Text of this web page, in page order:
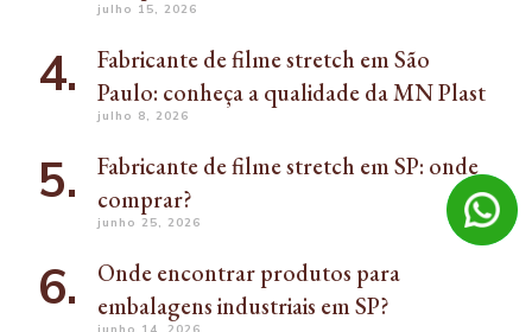
julho 15, 2026
Fabricante de filme stretch em São
Paulo: conheça a qualidade da MN Plast
julho 8, 2026
Fabricante de filme stretch em SP: onde
comprar?
junho 25, 2026
Onde encontrar produtos para
embalagens industriais em SP?
junho 14, 2026